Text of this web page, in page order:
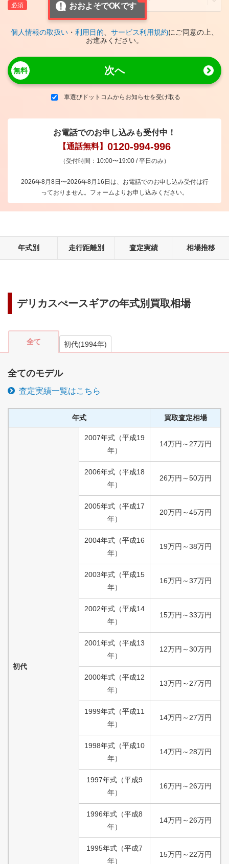
おおよそでOKです
個人情報の取扱い ・ 利用目的 サービス利用規約にご同意の上、
お進みください。
次へ
車選びドットコムからお知らせを受け取る
お電話でのお申し込みも受付中！
【通話無料】 0120-994-996
（受付時間：10:00〜19:00 / 平日のみ）
2026年8月8日〜2026年8月16日は、お電話でのお申し込み受付は行
っておりません。フォームよりお申し込みください。
年式別 走行距離別 査定実績 相場推移
デリカスぺースギアの年式別買取相場
全て 初代(1994年)
全てのモデル
査定実績一覧はこちら
年式 買取査定相場
初代
2007年式 （平成19
年）
14万円 ～ 27万円
2006年式 （平成18
年）
26万円 ～50万円
2005年式 （平成17
年）
20万円 ～45万円
2004年式 （平成16
年）
19万円 ～38万円
2003年式 （平成15
年）
16万円 ～37万円
2002年式 （平成14
年）
15万円 ～33万円
2001年式 （平成13
年）
12万円 ～30万円
2000年式 （平成12
年）
13万円 ～ 27万円
1999年式 （平成11
年）
14万円 ～ 27万円
1998年式 （平成10
年）
14万円 ～ 28万円
1997年式 （平成9
年）
16万円 ～ 26万円
1996年式 （平成8
年）
14万円 ～ 26万円
1995年式 （平成7
年）
15万円 ～ 22万円